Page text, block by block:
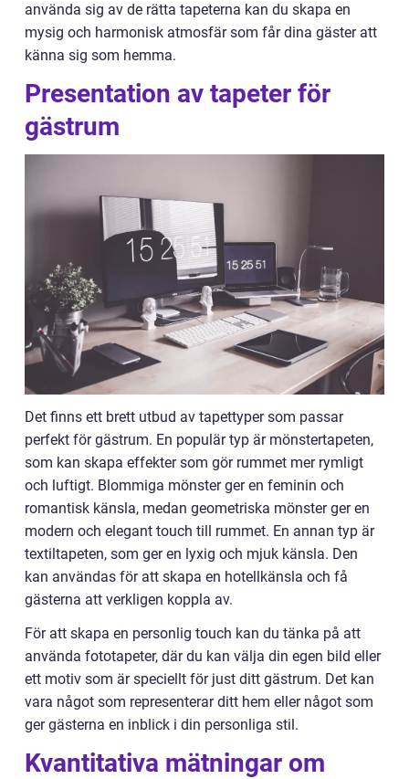
använda sig av de rätta tapeterna kan du skapa en
mysig och harmonisk atmosfär som får dina gäster att
känna sig som hemma.
Presentation av tapeter för
gästrum
Det finns ett brett utbud av tapettyper som passar
perfekt för gästrum. En populär typ är mönstertapeten,
som kan skapa effekter som gör rummet mer rymligt
och luftigt. Blommiga mönster ger en feminin och
romantisk känsla, medan geometriska mönster ger en
modern och elegant touch till rummet. En annan typ är
textiltapeten, som ger en lyxig och mjuk känsla. Den
kan användas för att skapa en hotellkänsla och få
gästerna att verkligen koppla av.
För att skapa en personlig touch kan du tänka på att
använda fototapeter, där du kan välja din egen bild eller
ett motiv som är speciellt för just ditt gästrum. Det kan
vara något som representerar ditt hem eller något som
ger gästerna en inblick i din personliga stil.
Kvantitativa mätningar om